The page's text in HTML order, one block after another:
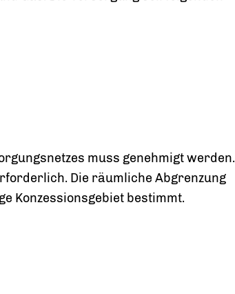
muss genehmigt werden.
Die räumliche Abgrenzung
Konzessionsgebiet bestimmt.